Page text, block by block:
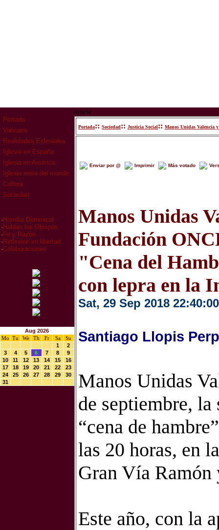
Portada
Vaticano
Realidades Eclesiales
Iglesia en España
Iglesia en América
Iglesia resto del mundo
Cultura
Sociedad
· Homilia Dominical
· Hablan los Obispos
· Fe y Razón
· Reflexion en libertad
·Colaboraciones
Aug 2026
Mo
Tu We Th Fr Sa
Su
1
2
3
4 5 6 7 8
9
10
11 12 13 14 15
16
17
18 19 20 21 22
23
24
25 26 27 28 29
30
31
www
Portada:: Sociedad:: Justicia Social:: Manos Unidas Valencia
Enviar por @ Imprimir Más votado
Manos Unidas
Fundación
"Cena del
con lepra en la
Sat, 29 Sep 2018 22:40:00
Santiago Llopis
Manos Unidas
de septiembre,
“cena de
las 20 horas, en
Gran Vía Ramón
Este año, con la